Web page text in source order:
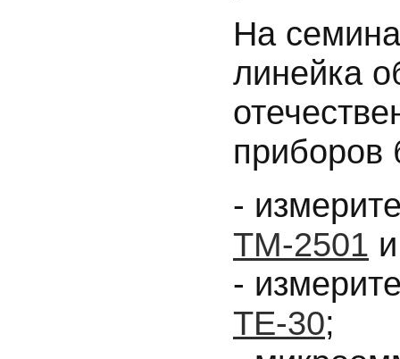
На
линейка
приборов
-
ТМ-2501
-
ТЕ-30;